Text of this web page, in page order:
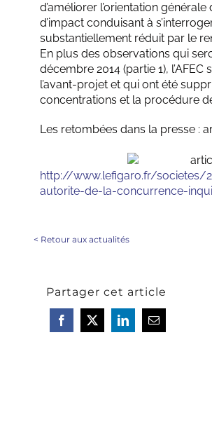
d’améliorer l’orientation
d’impact conduisant à
substantiellement réduit par le
En plus des observations qui
décembre 2014 (partie 1),
l’avant-projet et qui ont été
concentrations et la procédure
Les retombées dans la presse :
http://www.lefigaro.fr/societes/
autorite-de-la-concurrence-
< Retour aux actualités
Partager cet article